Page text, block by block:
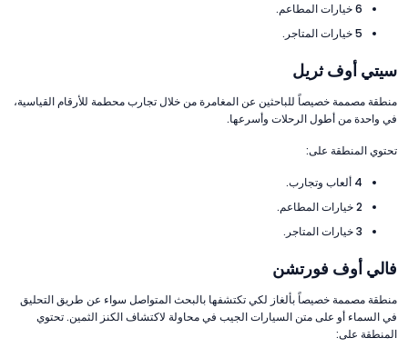
6 خيارات المطاعم.
5 خيارات المتاجر.
سيتي أوف ثريل
منطقة مصممة خصيصاً للباحثين عن المغامرة من خلال تجارب محطمة للأرقام القياسية،
في واحدة من أطول الرحلات وأسرعها.
تحتوي المنطقة على:
4 ألعاب وتجارب.
2 خيارات المطاعم.
3 خيارات المتاجر.
فالي أوف فورتشن
منطقة مصممة خصيصاً بألغاز لكي تكتشفها بالبحث المتواصل سواء عن طريق التحليق
في السماء أو على متن السيارات الجيب في محاولة لاكتشاف الكنز الثمين. تحتوي
المنطقة على: